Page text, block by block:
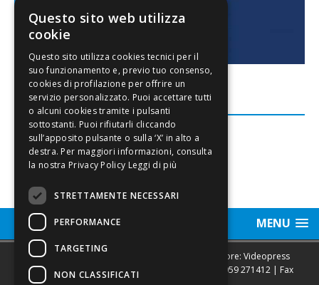
FACEBOOK
MENU
Sede legale, Redazione, pubblicità e annunci Editore: Videopress
Modena S.r.l. via Emilia Est, 402/6 - Modena | Tel.
059 271412 | Fax
Questo sito web utilizza
cookie
Leggi di più
STRETTAMENTE NECESSARI
PERFORMANCE
TARGETING
NON CLASSIFICATI